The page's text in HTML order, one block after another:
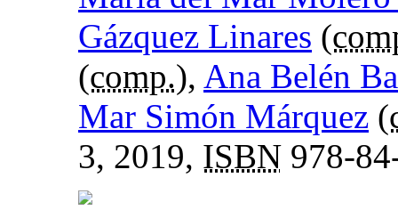
Gázquez Linares (
(comp.), Ana Belén
Mar Simón Márquez (
3, 2019, ISBN 978-